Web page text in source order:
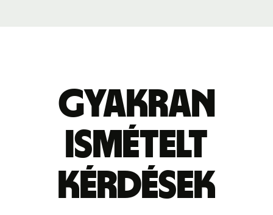
Gyakran
ismételt
kérdések